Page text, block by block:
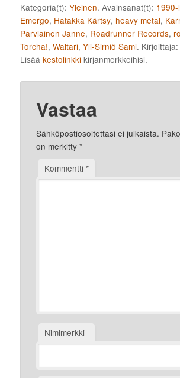
Kategoria(t):Yleinen. Avainsanat(t):
Emergo, Hatakka Kärtsy, heavy metal,
Parviainen Janne, Roadrunner Records,
Torcha!,Waltari,Yli-Sirniö Sami.
Lisääkestolinkki kirjanmerkkeihisi.
Vastaa
Sähköpostiosoitettasi ei julkaista.
on merkitty*
Kommentti*
Nimimerkki